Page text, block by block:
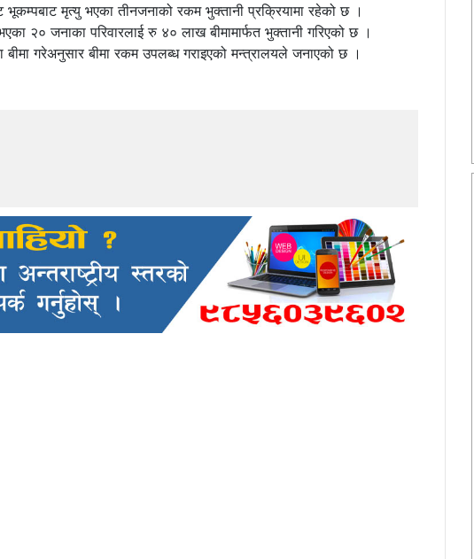
मृत्यु भएका तीनजनाको रकम भुक्तानी प्रक्रियामा रहेको छ ।
२० जनाका परिवारलाई रु ४० लाख बीमामार्फत भुक्तानी गरिएको छ ।
बीमा गरेअनुसार बीमा रकम उपलब्ध गराइएको मन्त्रालयले जनाएको छ ।